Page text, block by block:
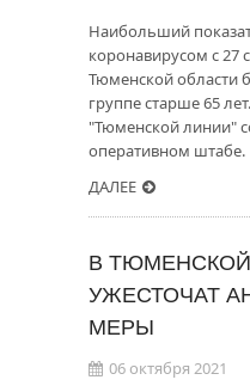
Наибольший
коронавирусом с 27
Тюменской области
группе старше 65
"Тюменской линии"
оперативном штабе.
ДАЛЕЕ
В
УЖЕСТОЧАТ
МЕРЫ
06 октября 2021